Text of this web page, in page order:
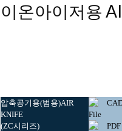
이온아이저용
압축공기용(범용)AIR
KNIFE
(ZC시리즈)
File
PDF